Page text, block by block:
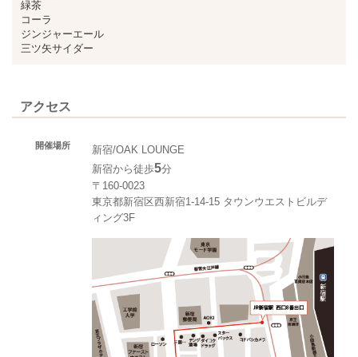
緑茶
コーラ
ジンジャーエール
三ツ矢サイダー
アクセス
開催場所
新宿/OAK LOUNGE
新宿から徒歩5分
〒160-0023
東京都新宿区西新宿1-14-15 タウンウエストビルデ
ィング3F